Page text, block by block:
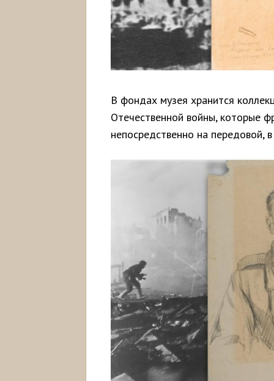
В фондах музея хранится
Отечественной войны, которые
непосредственно на передовой,